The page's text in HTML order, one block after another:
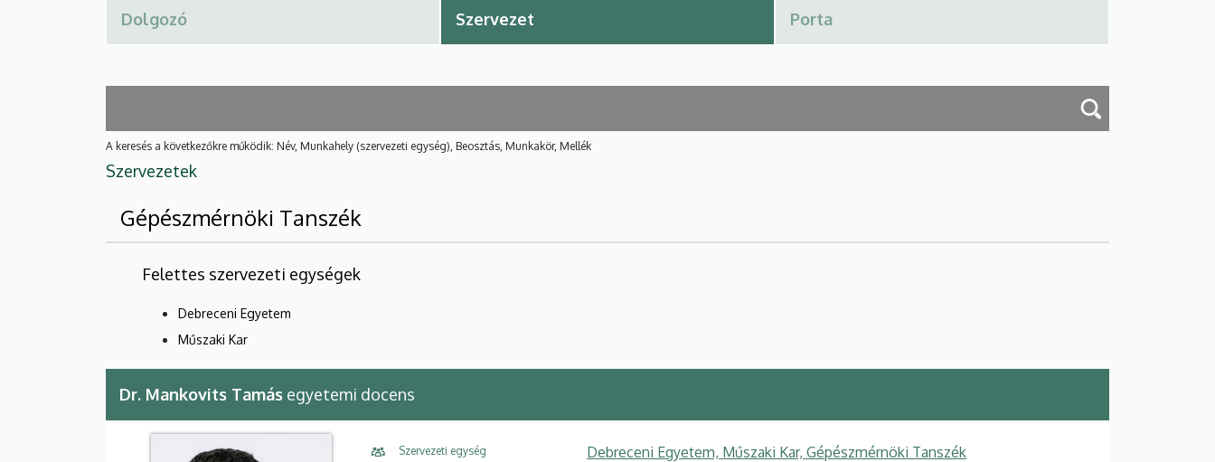
A keresés a következőkre működik: Név, Munkahely (szervezeti egység), Beosztás, Munkakör, Mellék
Szervezetek
Gépészmérnöki Tanszék
Felettes szervezeti egységek
Debreceni Egyetem
Műszaki Kar
Dr. Mankovits Tamás egyetemi docens
Szervezeti egység Debreceni Egyetem, Műszaki Kar, Gépészmérnöki Tanszék